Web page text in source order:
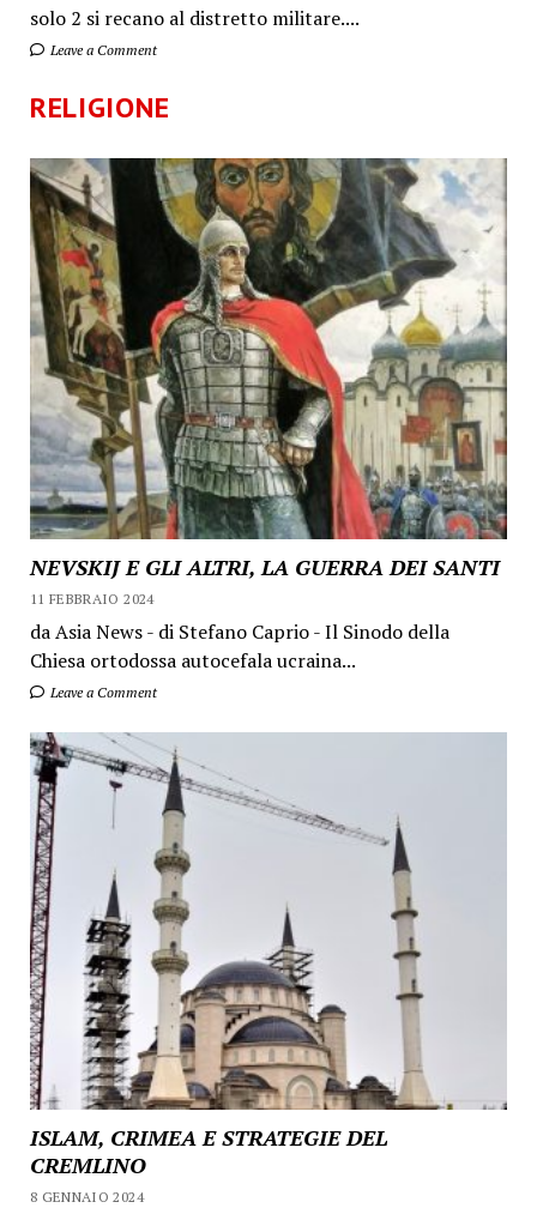
solo 2 si recano al distretto militare....
Leave a Comment
RELIGIONE
NEVSKIJ E GLI ALTRI, LA GUERRA DEI SANTI
11 FEBBRAIO 2024
da Asia News - di Stefano Caprio - Il Sinodo della
Chiesa ortodossa autocefala ucraina...
Leave a Comment
ISLAM, CRIMEA E STRATEGIE DEL
CREMLINO
8 GENNAIO 2024